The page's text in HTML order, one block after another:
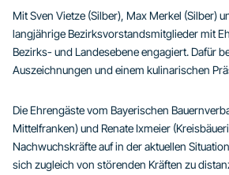
Mit Sven Vietze (Silber), Max Merkel (Silber)
langjährige Bezirksvorstandsmitglieder mit
Bezirks- und Landesebene engagiert. Dafür
Auszeichnungen und einem kulinarischen
Die Ehrengäste vom Bayerischen
Mittelfranken) und Renate Ixmeier
Nachwuchskräfte auf in der aktuellen
sich zugleich von störenden Kräften zu